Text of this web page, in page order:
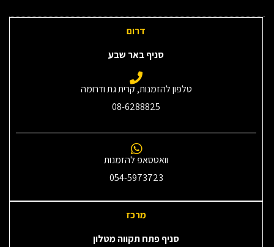
דרום
סניף באר שבע
טלפון להזמנות, קרית גת ודרומה
08-6288825
וואטסאפ להזמנות
054-5973723
מרכז
סניף פתח תקווה מטלון